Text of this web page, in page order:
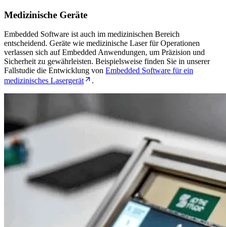
Medizinische Geräte
Embedded Software ist auch im medizinischen Bereich
entscheidend. Geräte wie medizinische Laser für Operationen
verlassen sich auf Embedded Anwendungen, um Präzision und
Sicherheit zu gewährleisten. Beispielsweise finden Sie in unserer
Fallstudie die Entwicklung von Embedded Software für ein
medizinisches Lasergerät
.